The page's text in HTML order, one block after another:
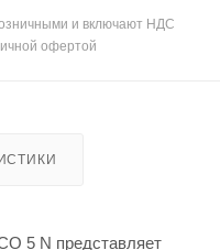
и включают НДС
офертой
5 N представляет